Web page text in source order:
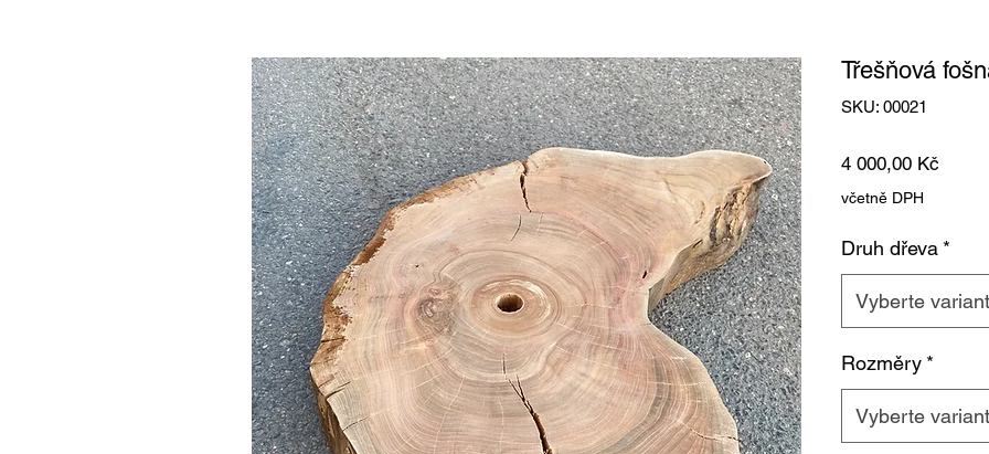
Třešňová
SKU: 00021
4 000,00 Kč
včetně DPH
Druh dřeva *
Vyberte
Rozměry *
Vyberte